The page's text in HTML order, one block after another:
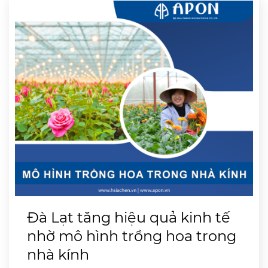
Đà Lạt tăng hiệu quả kinh tế
nhờ mô hình trồng hoa trong
nhà kính